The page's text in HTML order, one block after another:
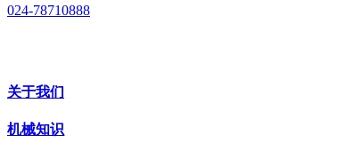
024-78710888
关于我们
机械知识